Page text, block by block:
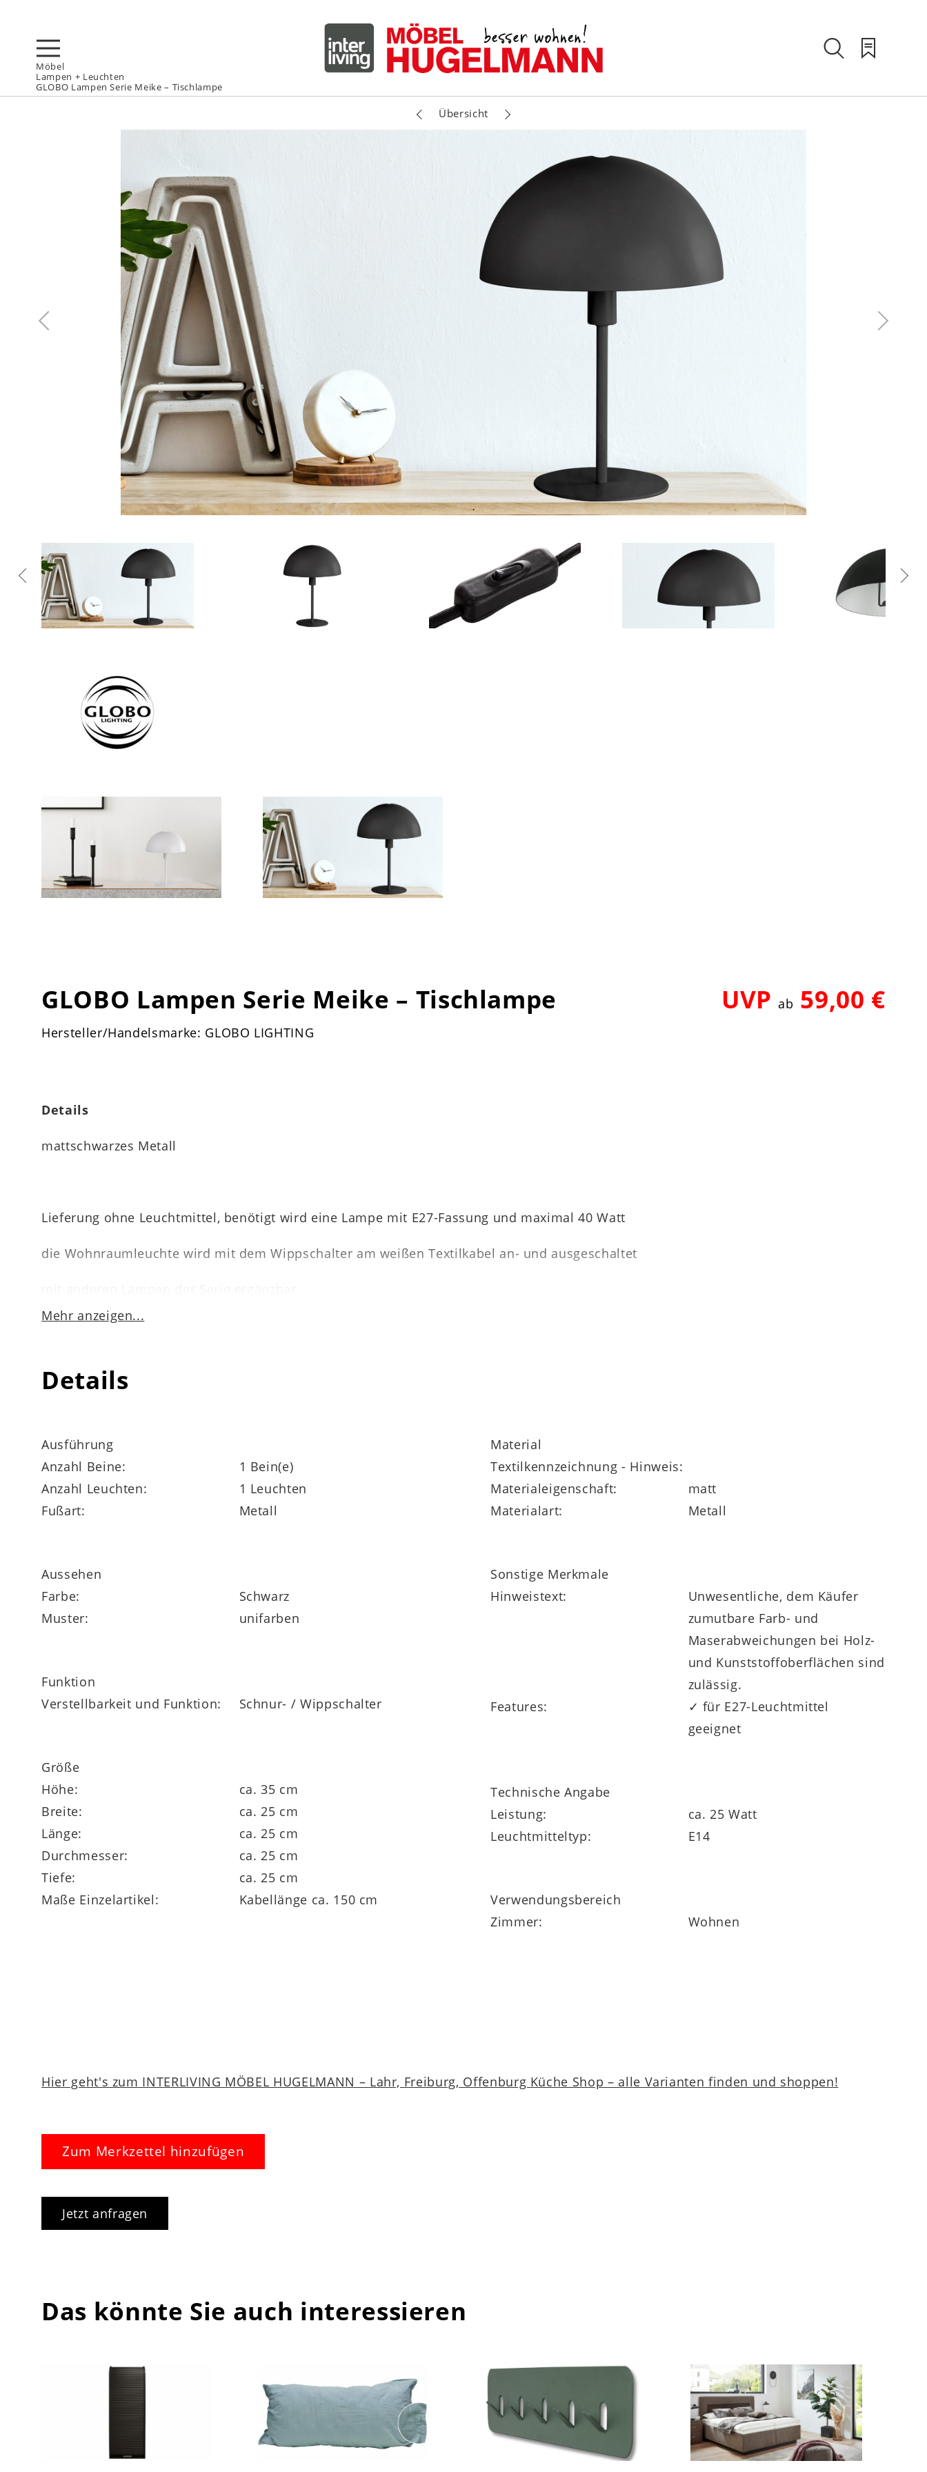
Möbel
Lampen + Leuchten
GLOBO Lampen Serie Meike – Tischlampe
Übersicht
GLOBO Lampen Serie Meike – Tischlampe UVPab 59,00 €
Hersteller/Handelsmarke: GLOBO LIGHTING
Details
mattschwarzes Metall
Lieferung ohne Leuchtmittel, benötigt wird eine Lampe mit E27-Fassung und maximal 40 Watt
die Wohnraumleuchte wird mit dem Wippschalter am weißen Textilkabel an- und ausgeschaltet
Mehr anzeigen...
Details
Ausführung
Anzahl Beine:
1 Bein(e)
Anzahl Leuchten:
1 Leuchten
Fußart:
Metall
Aussehen
Farbe:
Schwarz
Muster:
unifarben
Funktion
Verstellbarkeit und Funktion:
Schnur- / Wippschalter
Größe
Höhe:
ca. 35 cm
Breite:
ca. 25 cm
Länge:
ca. 25 cm
Durchmesser:
ca. 25 cm
Tiefe:
ca. 25 cm
Maße Einzelartikel:
Kabellänge ca. 150 cm
Material
Textilkennzeichnung - Hinweis:
Materialeigenschaft:
matt
Materialart:
Metall
Sonstige Merkmale
Hinweistext:
Unwesentliche, dem Käufer
zumutbare Farb- und
Maserabweichungen bei Holz-
und Kunststoffoberflächen sind
zulässig.
Features:
✓ für E27-Leuchtmittel
geeignet
Technische Angabe
Leistung:
ca. 25 Watt
Leuchtmitteltyp:
E14
Verwendungsbereich
Zimmer:
Wohnen
Hier geht's zum INTERLIVING MÖBEL HUGELMANN – Lahr, Freiburg, Offenburg Küche Shop – alle Varianten finden und shoppen!
Zum Merkzettel hinzufügen
Jetzt anfragen
Das könnte Sie auch interessieren